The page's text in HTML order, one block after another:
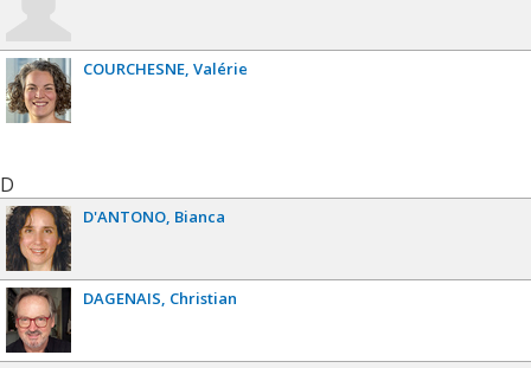
COURCHESNE Valérie
D
D'ANTONO Bianca
DAGENAIS Christian